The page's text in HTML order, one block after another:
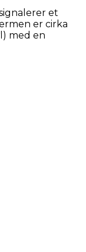
et
er cirka
med en
brug
kan tilpasses.
så de kan
gør
31 mm dybe.
at have med
praktiske at